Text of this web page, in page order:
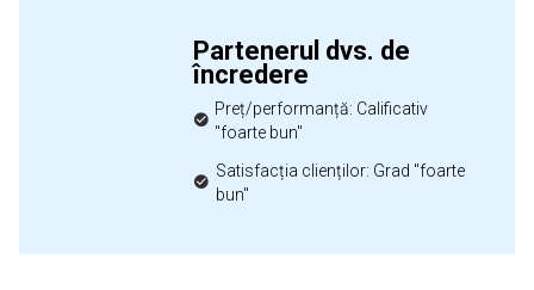
Partenerul dvs. de
încredere
Preț/performanță: Calificativ
"foarte bun"
Satisfacția clienților: Grad "foarte
bun"